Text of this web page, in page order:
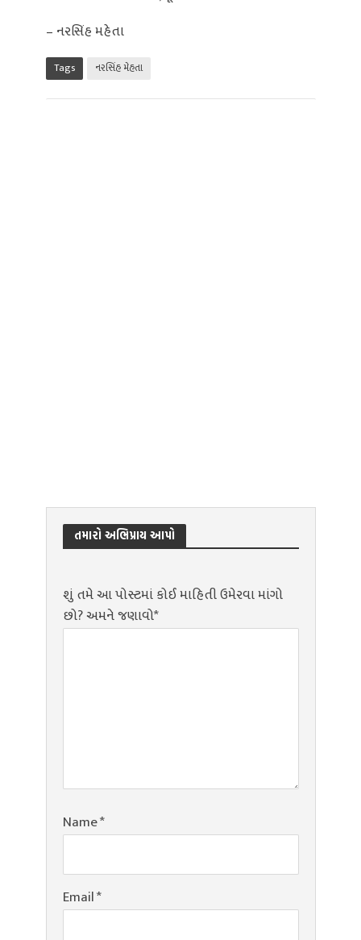
– નરસિંહ મહેતા
Tags નરસિંહ મેહતા
તમારો અભિપ્રાય આપો
શું તમે આ પોસ્ટમાં કોઈ માહિતી ઉમેરવા માંગો
છો? અમને જણાવો*
Name*
Email*